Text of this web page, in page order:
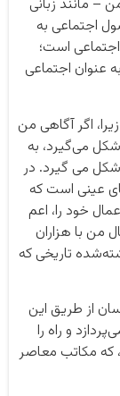
– مانند زبانی
اجتماعی به
است؛
عنوان اجتماعی
اگر آگاهی من
می‌گیرد، به
می گیرد. در
عینی است که
خود را، اعم
من با هزاران
تاریخی که
از طریق این
و راه را
که مکاتب معاصر